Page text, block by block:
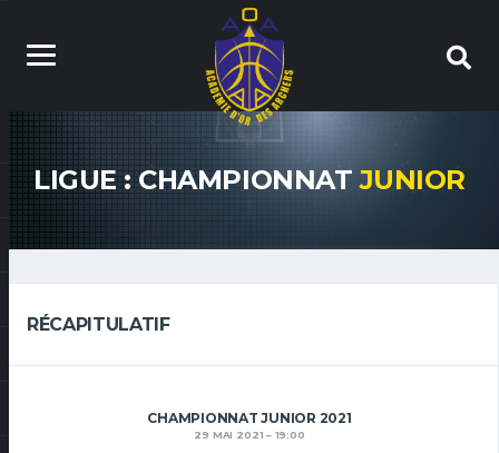
LIGUE : CHAMPIONNATJUNIOR
RÉCAPITULATIF
CHAMPIONNAT JUNIOR 2021
29 MAI 2021 19:00